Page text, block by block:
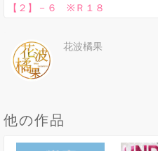
【２】－６ ※Ｒ１８
花波橘果
他の作品